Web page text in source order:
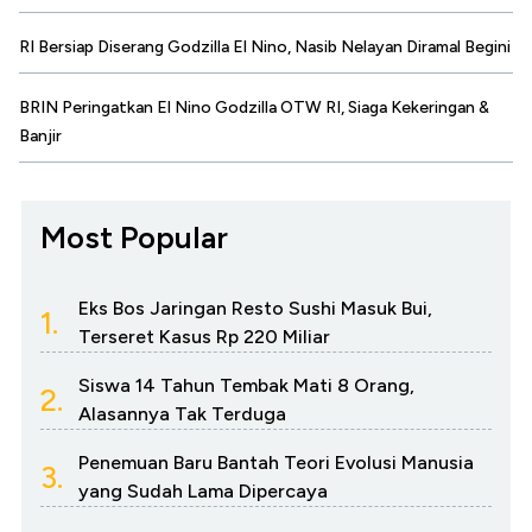
RI Bersiap Diserang Godzilla El Nino, Nasib Nelayan Diramal Begini
BRIN Peringatkan El Nino Godzilla OTW RI, Siaga Kekeringan &
Banjir
Most Popular
1.
Eks Bos Jaringan Resto Sushi Masuk Bui,
Terseret Kasus Rp 220 Miliar
2.
Siswa 14 Tahun Tembak Mati 8 Orang,
Alasannya Tak Terduga
3.
Penemuan Baru Bantah Teori Evolusi Manusia
yang Sudah Lama Dipercaya